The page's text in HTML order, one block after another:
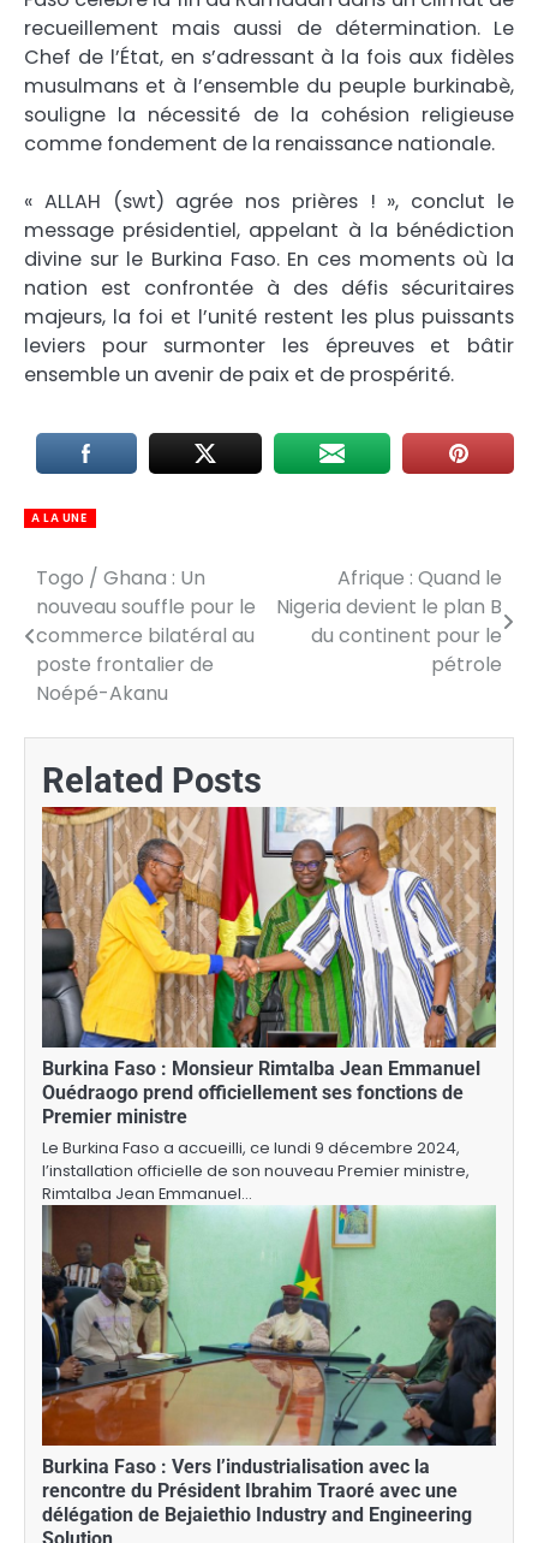
recueillement mais aussi de détermination. Le
Chef de l’État, en s’adressant à la fois aux fidèles
musulmans et à l’ensemble du peuple burkinabè,
souligne la nécessité de la cohésion religieuse
comme fondement de la renaissance nationale.
« ALLAH (swt) agrée nos prières ! », conclut le
message présidentiel, appelant à la bénédiction
divine sur le Burkina Faso. En ces moments où la
nation est confrontée à des défis sécuritaires
majeurs, la foi et l’unité restent les plus puissants
leviers pour surmonter les épreuves et bâtir
ensemble un avenir de paix et de prospérité.
A LA UNE
Navigation
de
l’article
Togo / Ghana : Un
nouveau souffle pour le
commerce bilatéral au
poste frontalier de
Noépé-Akanu
Afrique : Quand le
Nigeria devient le plan B
du continent pour le
pétrole
Related Posts
Burkina Faso : Monsieur Rimtalba Jean Emmanuel
Ouédraogo prend officiellement ses fonctions de
Premier ministre
Le Burkina Faso a accueilli, ce lundi 9 décembre 2024,
l’installation officielle de son nouveau Premier ministre,
Rimtalba Jean Emmanuel…
Burkina Faso : Vers l’industrialisation avec la
rencontre du Président Ibrahim Traoré avec une
délégation de Bejaiethio Industry and Engineering